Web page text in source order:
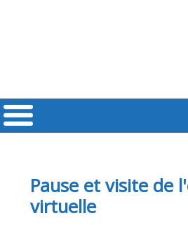
Pause et visite de
virtuelle